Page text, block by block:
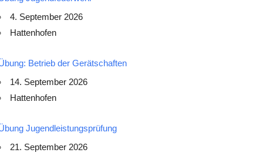
4. September 2026
Hattenhofen
Betrieb der Gerätschaften
14. September 2026
Hattenhofen
Jugendleistungsprüfung
21. September 2026